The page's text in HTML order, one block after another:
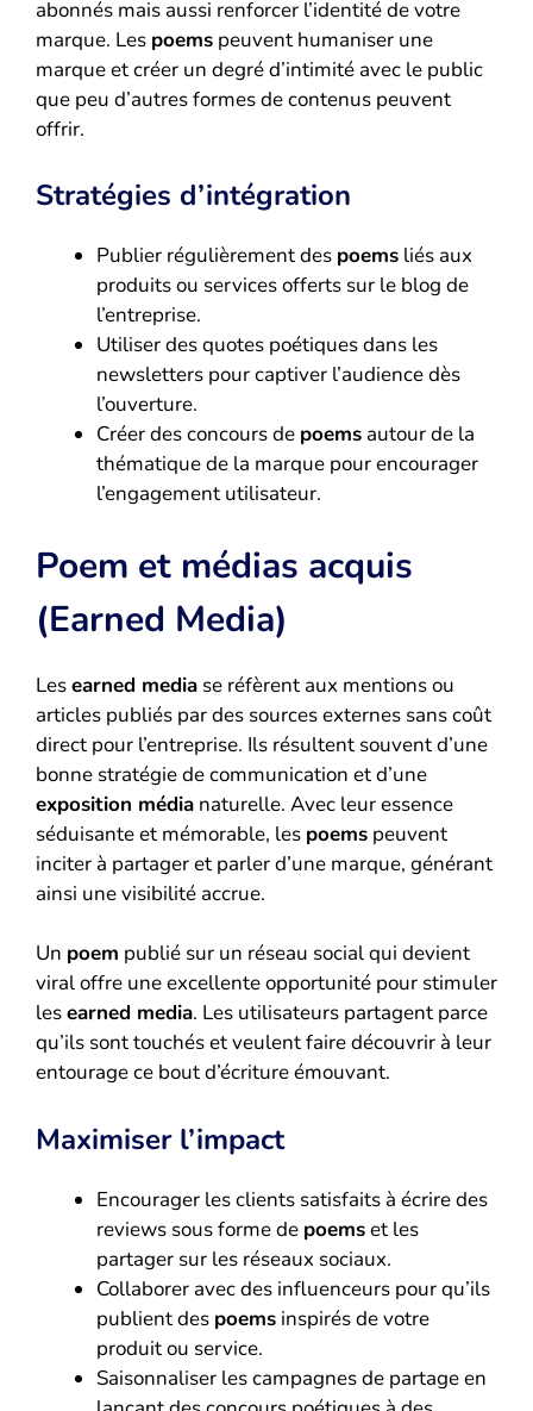
abonnés mais aussi renforcer l’identité de votre
marque. Les poems peuvent humaniser une
marque et créer un degré d’intimité avec le public
que peu d’autres formes de contenus peuvent
offrir.
Stratégies d’intégration
Publier régulièrement des poems liés aux
produits ou services offerts sur le blog de
l’entreprise.
Utiliser des quotes poétiques dans les
newsletters pour captiver l’audience dès
l’ouverture.
Créer des concours de poems autour de la
thématique de la marque pour encourager
l’engagement utilisateur.
Poem et médias acquis
(Earned Media)
Lesearned media se réfèrent aux mentions ou
articles publiés par des sources externes sans coût
direct pour l’entreprise. Ils résultent souvent d’une
bonne stratégie de communication et d’une
exposition média naturelle. Avec leur essence
séduisante et mémorable, les poems peuvent
inciter à partager et parler d’une marque, générant
ainsi une visibilité accrue.
Un poem publié sur un réseau social qui devient
viral offre une excellente opportunité pour stimuler
lesearned media. Les utilisateurs partagent parce
qu’ils sont touchés et veulent faire découvrir à leur
entourage ce bout d’écriture émouvant.
Maximiser l’impact
Encourager les clients satisfaits à écrire des
reviews sous forme de poemset les
partager sur les réseaux sociaux.
Collaborer avec des influenceurs pour qu’ils
publient des poems inspirés de votre
produit ou service.
Saisonnaliser les campagnes de partage en